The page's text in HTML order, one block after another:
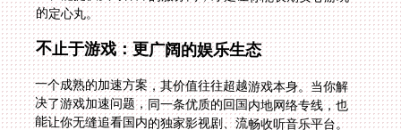
的定心丸。
不止于游戏：更广阔的娱乐生态
一个成熟的加速方案，其价值往往超越游戏本身。当你解
决了游戏加速问题，同一条优质的回国内地网络专线，也
能让你无缝追看国内的独家影视剧、流畅收听音乐平台。
这实际上是为你的整个海外中文数字娱乐生活提供了基础
支持。就像近期韩国网禅公司在G-Star游戏展力推的《龙
剑》和《Terbis》，优秀的网络体验同样是全球玩家期待